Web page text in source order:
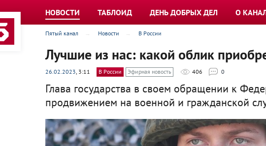
НОВОСТИ ТАБЛОИД ДЕНЬ ДОБРЫХ ДЕЛ О
Пятый канал Новости В России
Лучшие из нас: какой облик
26.02.2023, 3:11 В России Эфирная новость 406 0
Глава государства в своем обращении к
продвижением на военной и гражданской